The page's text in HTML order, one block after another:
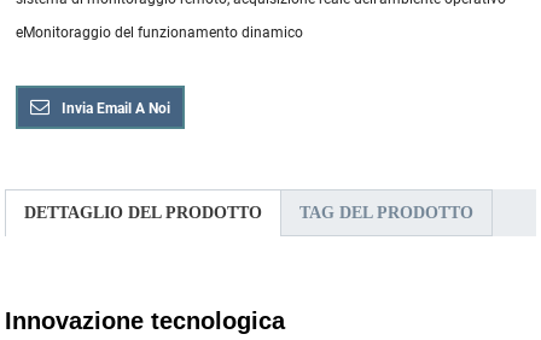
eMonitoraggio del funzionamento dinamico
Invia Email A Noi
DETTAGLIO DEL PRODOTTO TAG DEL PRODOTTO
Innovazione tecnologica